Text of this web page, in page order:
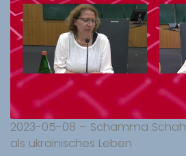
2023-05-08 – Schamma
als ukrainisches Leben